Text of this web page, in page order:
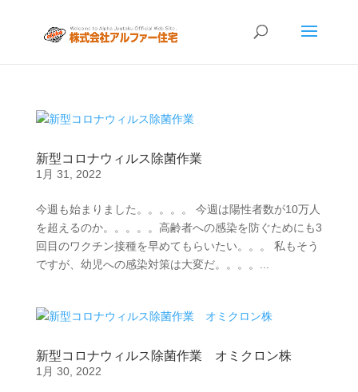
新型コロナウィルス除菌作業
1月 31, 2022
今週も始まりました。。。。。 今週は陽性者数が10万人
を超えるのか。。。。。高齢者への感染を防ぐためにも3
回目のワクチン接種を早めてもらいたい。。。 私もそう
ですが、幼児への感染対策は大変だ。。。。...
新型コロナウィルス除菌作業 オミクロン株
1月 30, 2022